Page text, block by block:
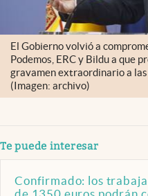
El Gobierno volvió a
Podemos, ERC y Bildu a que
gravamen extraordinario a
(Imagen: archivo)
Te puede interesar
Confirmado: los
de 1350 euros podrán